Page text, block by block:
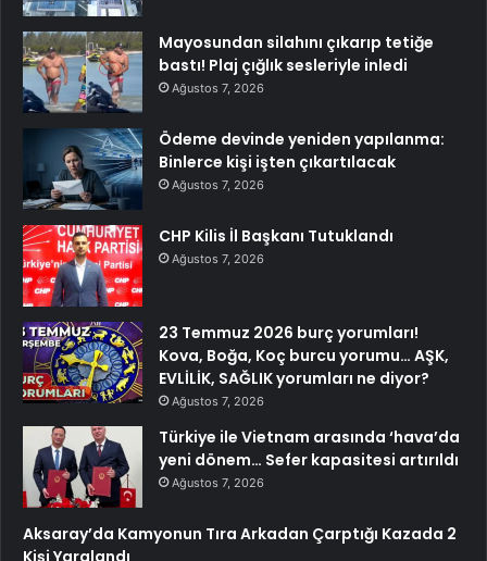
Mayosundan silahını çıkarıp tetiğe
bastı! Plaj çığlık sesleriyle inledi
Ağustos 7, 2026
Ödeme devinde yeniden yapılanma:
Binlerce kişi işten çıkartılacak
Ağustos 7, 2026
CHP Kilis İl Başkanı Tutuklandı
Ağustos 7, 2026
23 Temmuz 2026 burç yorumları!
Kova, Boğa, Koç burcu yorumu… AŞK,
EVLİLİK, SAĞLIK yorumları ne diyor?
Ağustos 7, 2026
Türkiye ile Vietnam arasında ‘hava’da
yeni dönem… Sefer kapasitesi artırıldı
Ağustos 7, 2026
Aksaray’da Kamyonun Tıra Arkadan Çarptığı Kazada 2